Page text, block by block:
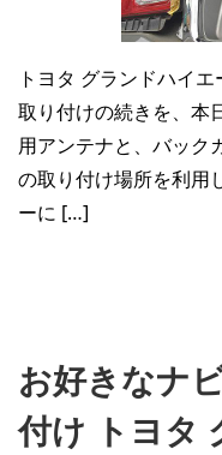
トヨタ グランドハイ
取り付けの続きを、本
用アンテナと、バック
の取り付け場所を利用
ーに […]
お好きなナ
付け トヨタ